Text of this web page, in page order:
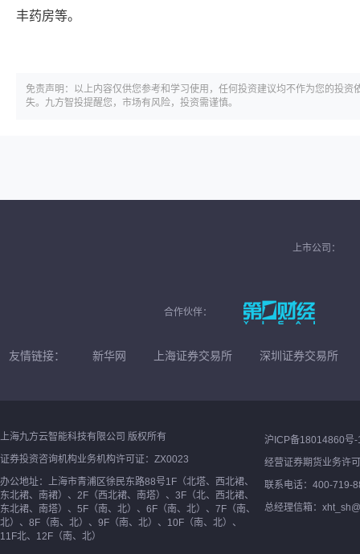
丰药房等。
免责声明：以上内容仅供您参考和学习使用，任何投资建议均不作为您的投
失。九方智投提醒您，市场有风险，投资需谨慎。
上市公司：
合作伙伴：
友情链接： 新华网 上海证券交易所 深圳证券交易所
上海九方云智能科技有限公司 版权所有
证券投资咨询机构业务机构许可证：ZX0023
办公地址：上海市青浦区徐民东路88号1F（北塔、西北裙、
东北裙、南裙）、2F（西北裙、南塔）、3F（北、西北裙、
东北裙、南塔）、5F（南、北）、6F（南、北）、7F（南、
北）、8F（南、北）、9F（南、北）、10F（南、北）、
11F北、12F（南、北）
沪ICP备18014860号-
经营证券期货业务许
联系电话：400-719-
总经理信箱：